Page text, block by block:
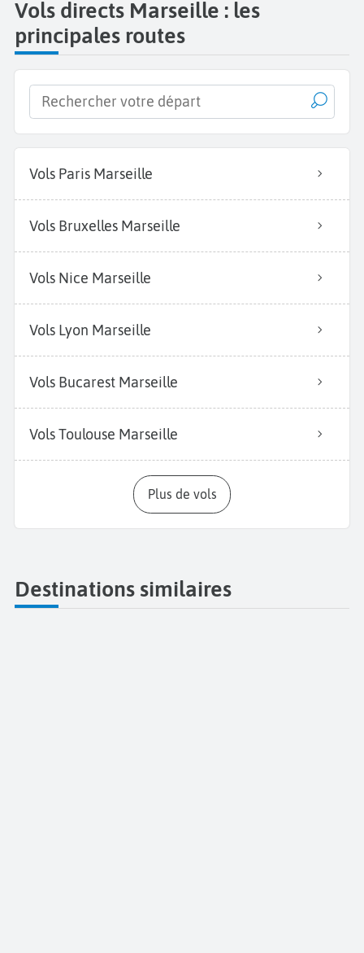
Vols directs Marseille : les
principales routes
Vols Paris Marseille
Vols Bruxelles Marseille
Vols Nice Marseille
Vols Lyon Marseille
Vols Bucarest Marseille
Vols Toulouse Marseille
Plus de vols
Destinations similaires